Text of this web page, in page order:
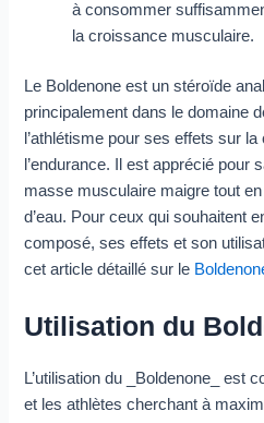
à consommer
la croissance musculaire.
Le Boldenone est un stéroïde
principalement dans le domaine
l’athlétisme pour ses effets sur
l’endurance. Il est apprécié pour
masse musculaire maigre tout
d’eau. Pour ceux qui souhaitent
composé, ses effets et son
cet article détaillé sur le
Utilisation du
L’utilisation du _Boldenone_ est
et les athlètes cherchant à